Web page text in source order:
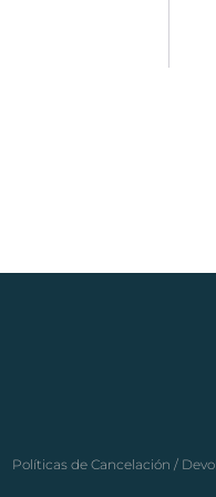
Políticas de Cancelación /